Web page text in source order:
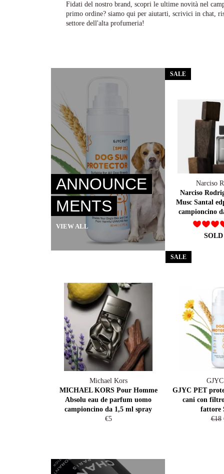
Fidati del nostro brand, scopri le ultime novità nel
primo ordine? siamo qui per aiutarti, scrivici in chat,
settore dell'alta profumeria!
ANNOUNCE
MENTS
VIEW ALL
Narciso
Narciso
Musc Santal
campioncino
SALE
Michael Kors
MICHAEL KORS Pour Homme
Absolu eau de parfum uomo
campioncino da 1,5 ml spray
Regular
€5
GJYC PET
cani con
fattore
€18
SALE